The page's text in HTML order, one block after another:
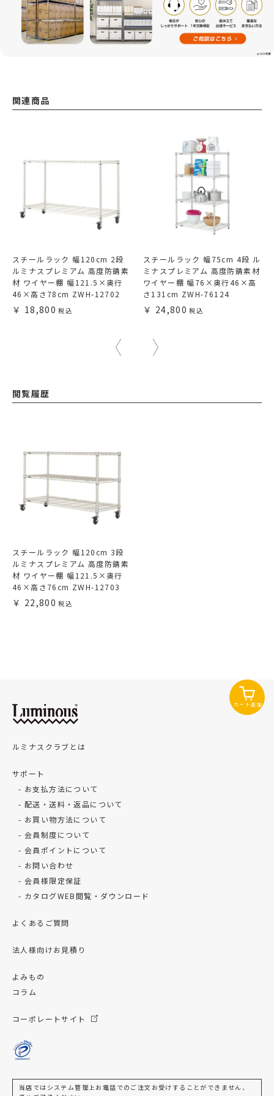
関連商品
スチールラック 幅120cm 2段
ルミナスプレミアム 高度防錆素
材 ワイヤー棚 幅121.5×奥行
46×高さ78cm ZWH-12702
18,800
スチールラック 幅75cm 4段 ル
ミナスプレミアム 高度防錆素材
ワイヤー棚 幅76×奥行46×高
さ131cm ZWH-76124
24,800
閲覧履歴
スチールラック 幅120cm 3段
ルミナスプレミアム 高度防錆素
材 ワイヤー棚 幅121.5×奥行
46×高さ76cm ZWH-12703
22,800
カート追加
ルミナスクラブとは
サポート
お支払方法について
配送・送料・返品について
お買い物方法について
会員制度について
会員ポイントについて
お問い合わせ
会員様限定保証
カタログWEB閲覧・ダウンロード
よくあるご質問
法人様向けお見積り
よみもの
コラム
コーポレートサイト
当店ではシステム管理上お電話でのご注文お受けすることができません、